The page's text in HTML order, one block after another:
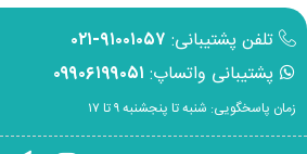
تلفن پشتیبانی: ۹۱۰۰۱۰۵۷-۰۲۱
پشتیبانی واتساپ: ۰۹۹۰۶۱۹۹۰۵۱
زمان پاسخگویی: شنبه تا پنجشنبه ۹ تا ۱۷